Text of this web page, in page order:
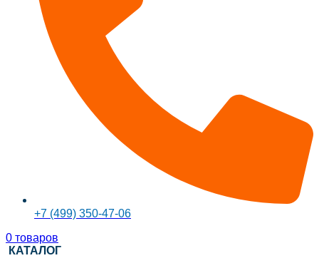
+7 (499) 350-47-06
0 товаров
КАТАЛОГ